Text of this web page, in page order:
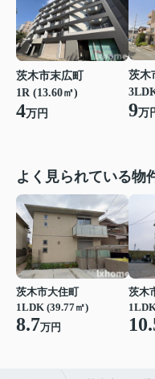
茨木市末広町
1R (13.60㎡)
4万円
茨木
9万
よく見られている物
茨木市大住町
1LDK (39.77㎡)
8.7万円
茨木